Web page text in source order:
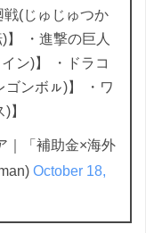
戦(じゅじゅつか
・進撃の巨人
ン)】 ・ドラコ
ンボㇽ)】 ・ワ
】
｜「補助金×海外
October 18,